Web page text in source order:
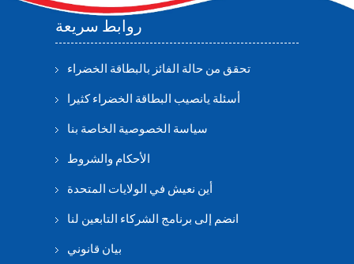
روابط سريعة
تحقق من حالة الفائز بالبطاقة الخضراء
أسئلة يانصيب البطاقة الخضراء كثيرا
سياسة الخصوصية الخاصة بنا
الأحكام والشروط
أين نعيش في الولايات المتحدة
انضم إلى برنامج الشركاء التابعين لنا
بيان قانوني